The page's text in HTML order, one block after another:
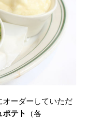
ーダーしていただ
テト
（各